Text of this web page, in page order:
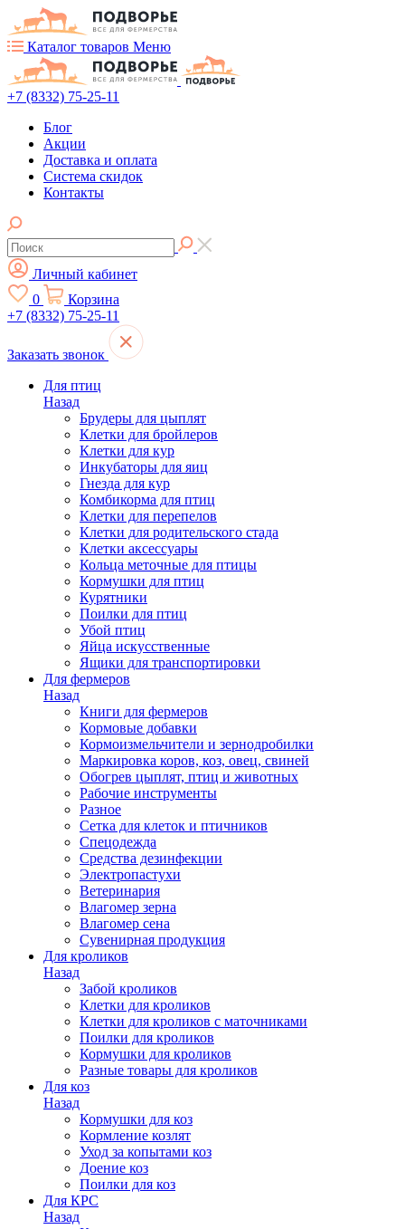
Каталог товаров Меню
+7 (8332) 75-25-11
Блог
Акции
Доставка и оплата
Система скидок
Контакты
Личный кабинет
0
Корзина
+7 (8332) 75-25-11
Заказать звонок
Для птиц
Назад
Брудеры для цыплят
Клетки для бройлеров
Клетки для кур
Инкубаторы для яиц
Гнезда для кур
Комбикорма для птиц
Клетки для перепелов
Клетки для родительского стада
Клетки аксессуары
Кольца меточные для птицы
Кормушки для птиц
Курятники
Поилки для птиц
Убой птиц
Яйца искусственные
Ящики для транспортировки
Для фермеров
Назад
Книги для фермеров
Кормовые добавки
Кормоизмельчители и зернодробилки
Маркировка коров, коз, овец, свиней
Обогрев цыплят, птиц и животных
Рабочие инструменты
Разное
Сетка для клеток и птичников
Спецодежда
Средства дезинфекции
Электропастухи
Ветеринария
Влагомер зерна
Влагомер сена
Сувенирная продукция
Для кроликов
Назад
Забой кроликов
Клетки для кроликов
Клетки для кроликов с маточниками
Поилки для кроликов
Кормушки для кроликов
Разные товары для кроликов
Для коз
Назад
Кормушки для коз
Кормление козлят
Уход за копытами коз
Доение коз
Поилки для коз
Для КРС
Назад